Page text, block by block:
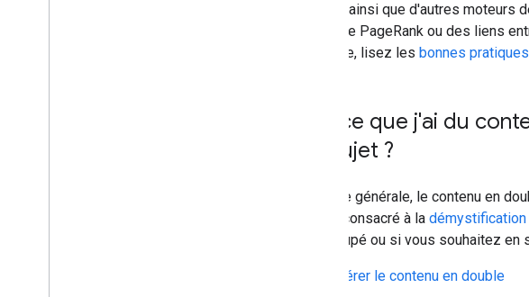
Google ainsi que d'autres
(tels que PageRank ou des liens
domaine, lisez les bonnes pratiques
Est-ce que j'ai du
ce sujet ?
En règle générale, le contenu en
article consacré à la
préoccupé ou si vous souhaitez
Gérer le contenu en double